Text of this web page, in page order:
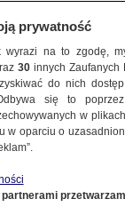
śmiertelnie
Olszynki
prywatność
wyrazi na to zgodę,
30 innych Zaufanych
do nich
się to
w
w oparciu o